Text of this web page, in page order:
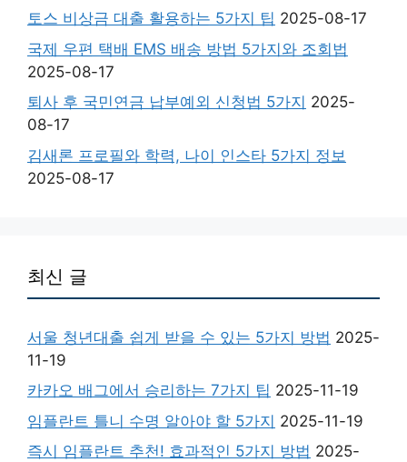
토스 비상금 대출 활용하는 5가지 팁 2025-08-17
국제 우편 택배 EMS 배송 방법 5가지와 조회법
2025-08-17
퇴사 후 국민연금 납부예외 신청법 5가지 2025-
08-17
김새론 프로필와 학력, 나이 인스타 5가지 정보
2025-08-17
최신 글
서울 청년대출 쉽게 받을 수 있는 5가지 방법 2025-
11-19
카카오 배그에서 승리하는 7가지 팁 2025-11-19
임플란트 틀니 수명 알아야 할 5가지 2025-11-19
즉시 임플란트 추천! 효과적인 5가지 방법 2025-